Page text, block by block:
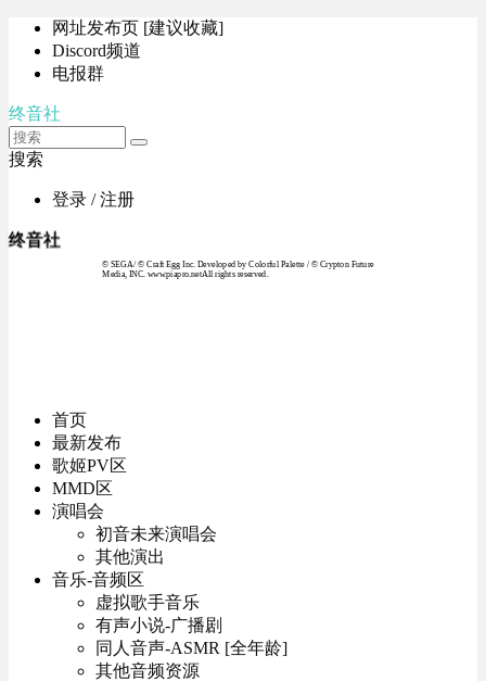
网址发布页 [建议收藏]
Discord频道
电报群
终音社
搜索
登录 / 注册
终音社
© SEGA / © Craft Egg Inc. Developed by Colorful Palette / © Crypton Future
Media, INC. www.piapro.netAll rights reserved.
首页
最新发布
歌姬PV区
MMD区
演唱会
初音未来演唱会
其他演出
音乐-音频区
虚拟歌手音乐
有声小说-广播剧
同人音声-ASMR [全年龄]
其他音频资源